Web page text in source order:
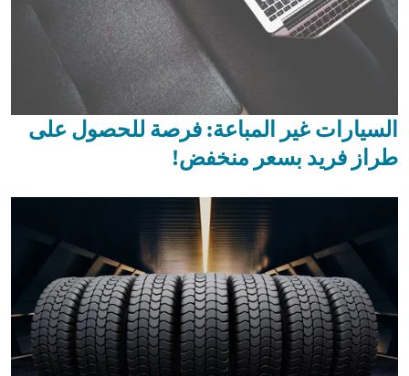
السيارات غير المباعة: فرصة للحصول على
طراز فريد بسعر منخفض!